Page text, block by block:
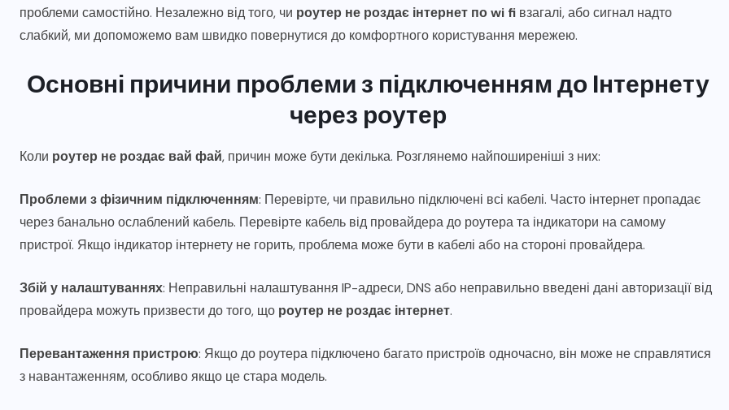
проблеми самостійно. Незалежно від того, чи роутер не роздає інтернет по wi fi взагалі, або сигнал надто
слабкий, ми допоможемо вам швидко повернутися до комфортного користування мережею.
Основні причини проблеми з підключенням до Інтернету
через роутер
Коли роутер не роздає вай фай, причин може бути декілька. Розглянемо найпоширеніші з них:
Проблеми з фізичним підключенням: Перевірте, чи правильно підключені всі кабелі. Часто інтернет пропадає
через банально ослаблений кабель. Перевірте кабель від провайдера до роутера та індикатори на самому
пристрої. Якщо індикатор інтернету не горить, проблема може бути в кабелі або на стороні провайдера.
Збій у налаштуваннях: Неправильні налаштування IP-адреси, DNS або неправильно введені дані авторизації від
провайдера можуть призвести до того, що роутер не роздає інтернет.
Перевантаження пристрою: Якщо до роутера підключено багато пристроїв одночасно, він може не справлятися
з навантаженням, особливо якщо це стара модель.
КОРИСНА ІНФОРМАЦІЯ
Топ-5 схем зливу пального
водіями та як датчики рівня
пального їх виявляють
28.07.2026